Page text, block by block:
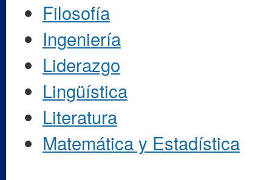
Filosofía
Ingeniería
Liderazgo
Lingüística
Literatura
Matemática y Estadística